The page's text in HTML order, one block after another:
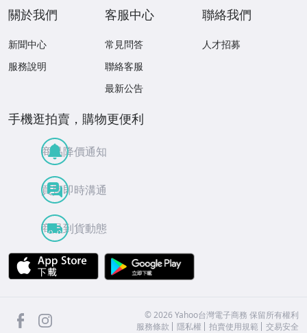
關於我們
新聞中心
服務說明
客服中心
常見問答
聯絡客服
最新公告
聯絡我們
人才招募
手機逛拍賣，購物更便利
商品降價通知
買賣即時溝通
商品到貨動態
APP Store
facebook ©2026 Yahoo台灣電子商務 保留所有權利
服務條款
隱私權 拍賣使用規範 交易安全